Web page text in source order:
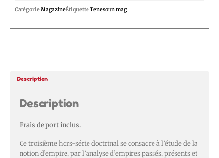
CatégorieMagazineÉtiquetteTenesoun mag
Description
Description
Frais de port inclus.
Ce troisième hors-série doctrinal se consacre à l’étude de la
notion d’empire, par l’analyse d’empires passés, présents et